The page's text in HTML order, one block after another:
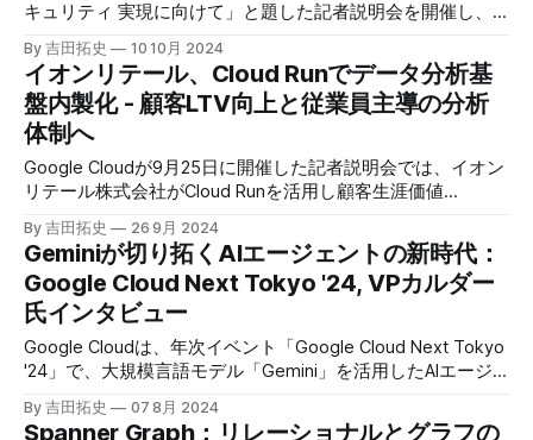
キュリティ 実現に向けて」と題した記者説明会を開催し、
自治体向けにゼロトラストセキュリティ導入を支援するプロ
グラムを発表した。宮崎市の事例では、Google Workspace
やChrome Enterprise Premiumなどを導入し、災害時の情報
共有の効率化などに成功したようだ。
By 吉田拓史 10 10月 2024
​​イオンリテール、Cloud Runでデータ分析基
盤内製化 - 顧客LTV向上と従業員主導の分析
体制へ
Google Cloudが9月25日に開催した記者説明会では、イオン
リテール株式会社がCloud Runを活用し顧客生涯価値
（LTV）向上を目指したデータ分析基盤を内製化した事例を
紹介。従業員1,000人以上がデータ分析を行う体制を目指
し、BIツールによる販促効果分析、生成AIによる会話分析、
リテールメディア活用などの取り組みを進めている。
By 吉田拓史 26 9月 2024
Geminiが切り拓くAIエージェントの新時代：
Google Cloud Next Tokyo '24, VPカルダー
氏インタビュー
Google Cloudは、年次イベント「Google Cloud Next Tokyo
'24」で、大規模言語モデル「Gemini」を活用したAIエージ
ェントの取り組みを多数発表した。Geminiは、コーディング
支援、データ分析、アプリケーション開発など、様々な分野
By 吉田拓史 07 8月 2024
Spanner Graph：リレーショナルとグラフの